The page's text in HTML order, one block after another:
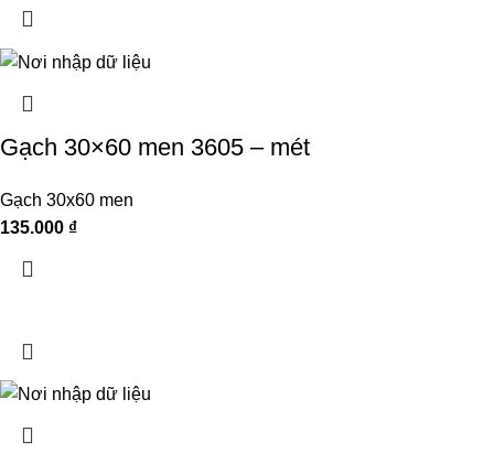
Gạch 30×60 men 3605 – mét
Gạch 30x60 men
135.000 ₫